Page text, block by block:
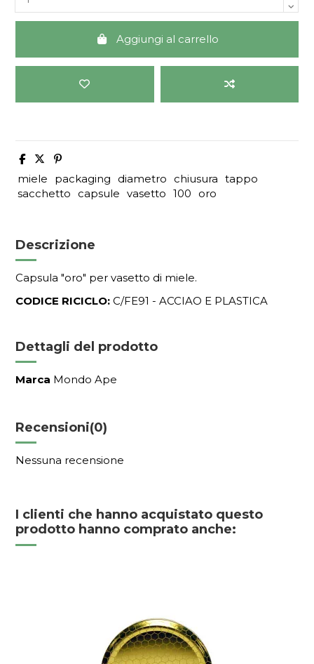
Aggiungi al carrello
miele packaging diametro chiusura
tappo
sacchetto
capsule vasetto 100 oro
Descrizione
Capsula "oro" per vasetto di miele.
CODICE RICICLO:C/FE91 - ACCIAO E PLASTICA
Dettagli del prodotto
Marca Mondo Ape
Recensioni(0)
Nessuna recensione
I clienti che hanno acquistato questo
prodotto hanno comprato anche: